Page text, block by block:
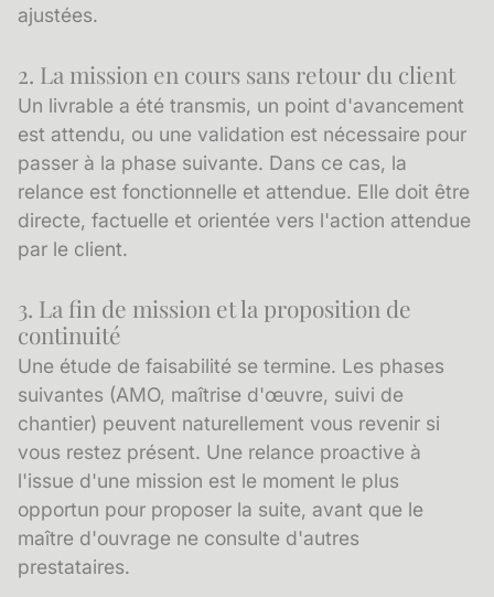
ajustées.
2. La mission en cours sans retour du client
Un livrable a été transmis, un point d'avancement
est attendu, ou une validation est nécessaire pour
passer à la phase suivante. Dans ce cas, la
relance est fonctionnelle et attendue. Elle doit être
directe, factuelle et orientée vers l'action attendue
par le client.
3. La fin de mission et la proposition de
continuité
Une étude de faisabilité se termine. Les phases
suivantes (AMO, maîtrise d'œuvre, suivi de
chantier) peuvent naturellement vous revenir si
vous restez présent. Une relance proactive à
l'issue d'une mission est le moment le plus
opportun pour proposer la suite, avant que le
maître d'ouvrage ne consulte d'autres
prestataires.